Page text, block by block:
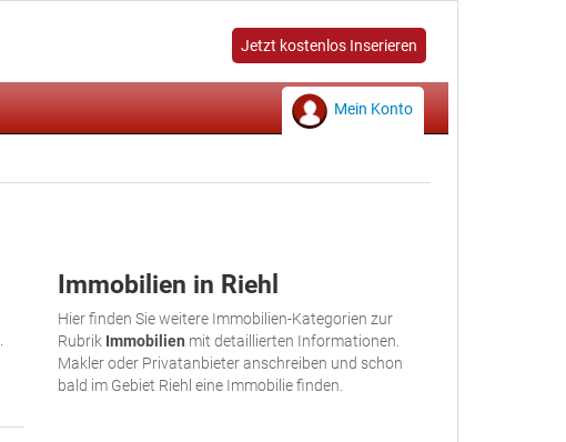
Jetzt kostenlos Inserieren
Mein Konto
Immobilien in Riehl
Hier finden Sie weitere Immobilien-Kategorien zur
Rubrik Immobilien mit detaillierten Informationen.
Makler oder Privatanbieter anschreiben und schon
bald im Gebiet Riehl eine Immobilie finden.